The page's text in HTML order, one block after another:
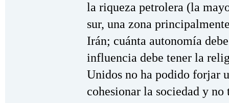
la riqueza petrolera (la
sur, una zona
Irán; cuánta autonomía
influencia debe tener la
Unidos no ha podido forjar
cohesionar la sociedad y